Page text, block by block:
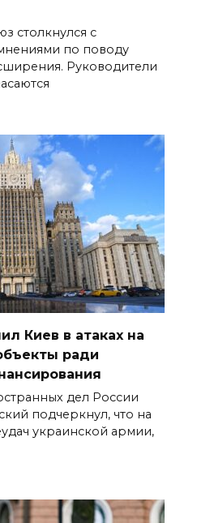
столкнулся с
по поводу
Руководители
Киев в атаках на
ради
дел России
подчеркнул, что на
украинской армии,